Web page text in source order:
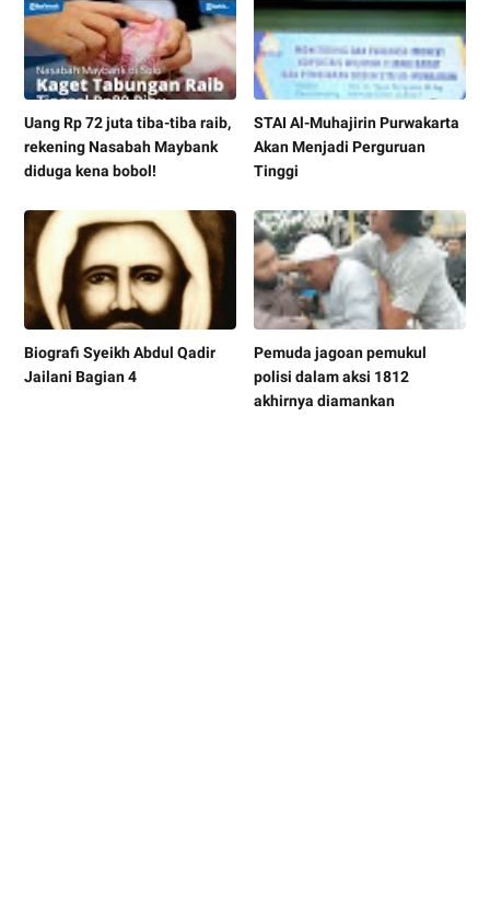
Uang Rp 72 juta tiba-tiba raib,
rekening Nasabah Maybank
diduga kena bobol!
STAI Al-Muhajirin Purwakarta
Akan Menjadi Perguruan
Tinggi
Biografi Syeikh Abdul Qadir
Jailani Bagian 4
Pemuda jagoan pemukul
polisi dalam aksi 1812
akhirnya diamankan